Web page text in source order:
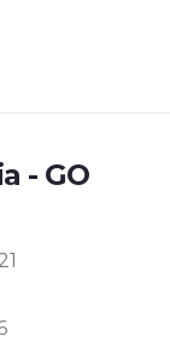
- GO